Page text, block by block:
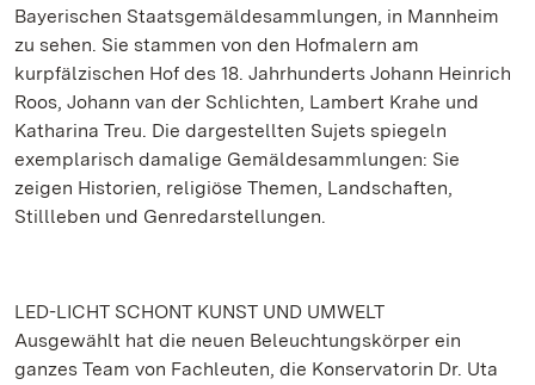
Bayerischen Staatsgemäldesammlungen, in Mannheim
zu sehen. Sie stammen von den Hofmalern am
kurpfälzischen Hof des 18. Jahrhunderts Johann Heinrich
Roos, Johann van der Schlichten, Lambert Krahe und
Katharina Treu. Die dargestellten Sujets spiegeln
exemplarisch damalige Gemäldesammlungen: Sie
zeigen Historien, religiöse Themen, Landschaften,
Stillleben und Genredarstellungen.
LED-LICHT SCHONT KUNST UND UMWELT
Ausgewählt hat die neuen Beleuchtungskörper ein
ganzes Team von Fachleuten, die Konservatorin Dr. Uta